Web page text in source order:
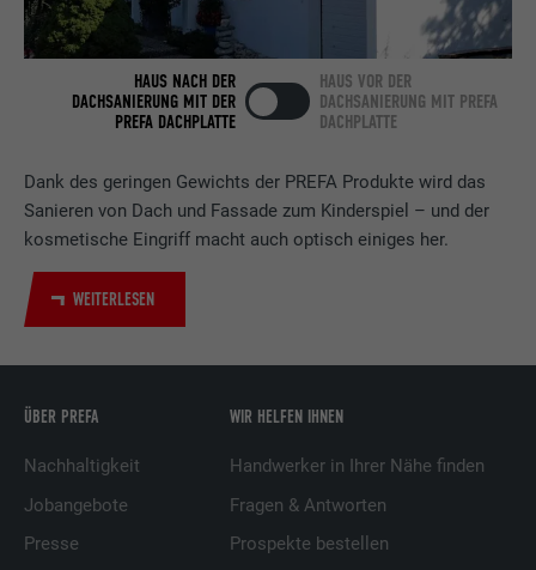
Dank des geringen Gewichts der PREFA Produkte wird das
Sanieren von Dach und Fassade zum Kinderspiel – und der
kosmetische Eingriff macht auch optisch einiges her.
WEITERLESEN
HAUS NACH DER
DACHSANIERUNG MIT DER
PREFA DACHPLATTE
HAUS VOR DER
DACHSANIERUNG MIT PREFA
DACHPLATTE
ÜBER PREFA
Nachhaltigkeit
Jobangebote
Presse
WIR HELFEN IHNEN
Handwerker in Ihrer Nähe finden
Fragen & Antworten
Prospekte bestellen
Zweck
Verwendung von eingebetteten
Dienstleistungen.
bscookie
Anbieter LinkedIn
Laufzeit 2 Jahre
Zweck
Dienstleistungen.
Anbieter